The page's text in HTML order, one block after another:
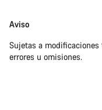
Aviso
Sujetas a
errores u omisiones.